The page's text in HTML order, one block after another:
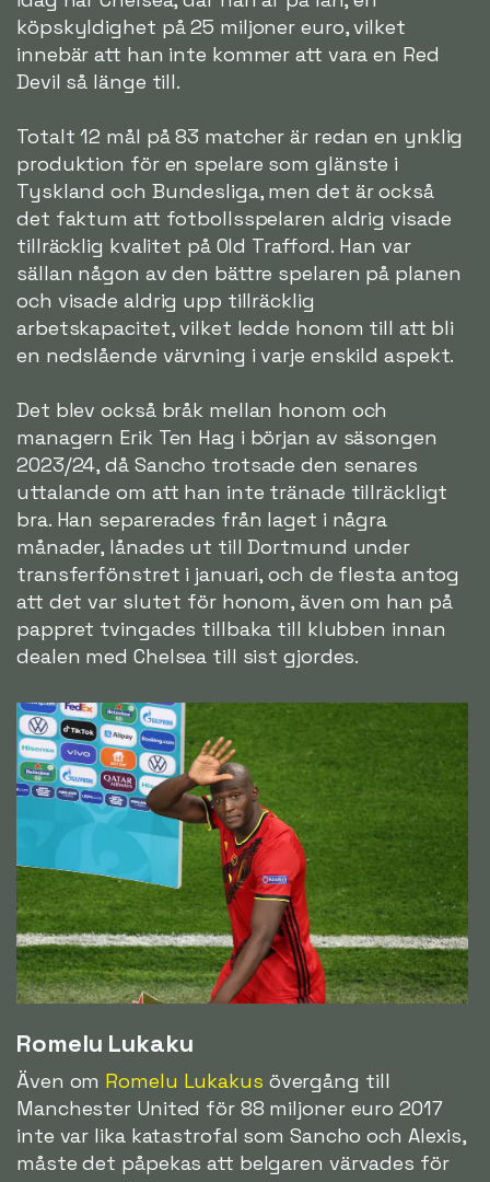
köpskyldighet på 25 miljoner euro, vilket
innebär att han inte kommer att vara en Red
Devil så länge till.
Totalt 12 mål på 83 matcher är redan en ynklig
produktion för en spelare som glänste i
Tyskland och Bundesliga, men det är också
det faktum att fotbollsspelaren aldrig visade
tillräcklig kvalitet på Old Trafford. Han var
sällan någon av den bättre spelaren på planen
och visade aldrig upp tillräcklig
arbetskapacitet, vilket ledde honom till att bli
en nedslående värvning i varje enskild aspekt.
Det blev också bråk mellan honom och
managern Erik Ten Hag i början av säsongen
2023/24, då Sancho trotsade den senares
uttalande om att han inte tränade tillräckligt
bra. Han separerades från laget i några
månader, lånades ut till Dortmund under
transferfönstret i januari, och de flesta antog
att det var slutet för honom, även om han på
pappret tvingades tillbaka till klubben innan
dealen med Chelsea till sist gjordes.
Romelu Lukaku
Även om Romelu Lukakus övergång till
Manchester United för 88 miljoner euro 2017
inte var lika katastrofal som Sancho och Alexis,
måste det påpekas att belgaren värvades för